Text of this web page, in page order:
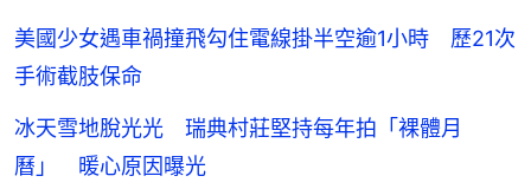
美國少女遇車禍撞飛勾住電線掛半空逾1小時 歷21次
手術截肢保命
冰天雪地脫光光 瑞典村莊堅持每年拍「裸體月
曆」 暖心原因曝光